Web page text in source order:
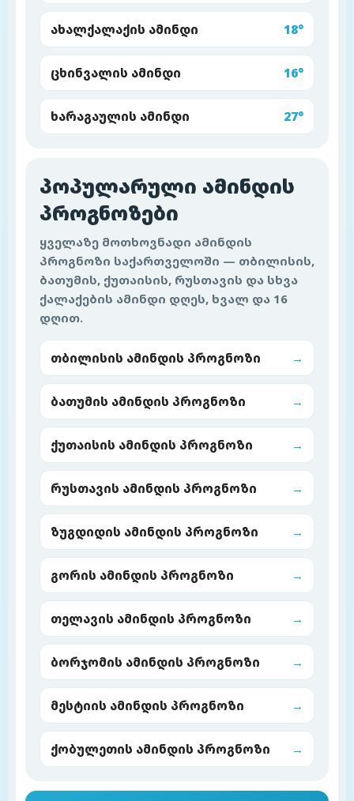
ახალქალაქის ამინდი 18°
ცხინვალის ამინდი 16°
ხარაგაულის ამინდი 27°
პოპულარული ამინდის
პროგნოზები
ყველაზე მოთხოვნადი ამინდის
პროგნოზი საქართველოში — თბილისის,
ბათუმის, ქუთაისის, რუსთავის და სხვა
ქალაქების ამინდი დღეს, ხვალ და 16
დღით.
თბილისის ამინდის პროგნოზი →
ბათუმის ამინდის პროგნოზი →
ქუთაისის ამინდის პროგნოზი →
რუსთავის ამინდის პროგნოზი →
ზუგდიდის ამინდის პროგნოზი →
გორის ამინდის პროგნოზი →
თელავის ამინდის პროგნოზი →
ბორჯომის ამინდის პროგნოზი →
მესტიის ამინდის პროგნოზი →
ქობულეთის ამინდის პროგნოზი →